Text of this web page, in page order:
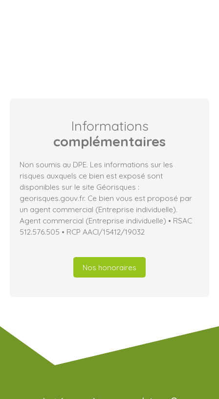
Informations
complémentaires
Non soumis au DPE. Les informations sur les
risques auxquels ce bien est exposé sont
disponibles sur le site Géorisques :
georisques.gouv.fr. Ce bien vous est proposé par
un agent commercial (Entreprise individuelle).
Agent commercial (Entreprise individuelle) • RSAC
512.576.505 • RCP AACI/15412/19032
Nos honoraires